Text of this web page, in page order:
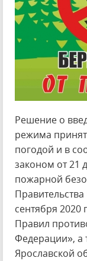
Решение о
режима
погодой и в
законом от 21
пожарной
сентября
Правил
Федерации», а
Ярославской